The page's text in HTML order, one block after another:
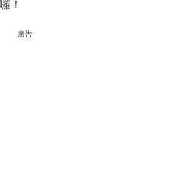
！
廣告